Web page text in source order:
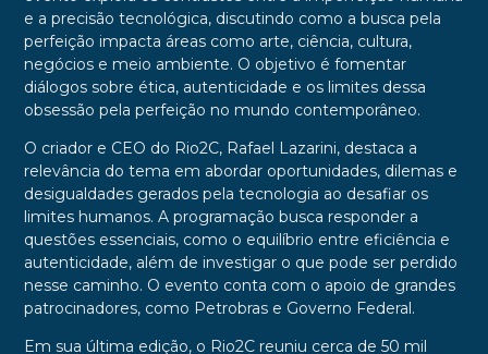
e a precisão tecnológica, discutindo como a busca pela
perfeição impacta áreas como arte, ciência, cultura,
negócios e meio ambiente. O objetivo é fomentar
diálogos sobre ética, autenticidade e os limites dessa
obsessão pela perfeição no mundo contemporâneo.
O criador e CEO do Rio2C, Rafael Lazarini, destaca a
relevância do tema em abordar oportunidades, dilemas e
desigualdades gerados pela tecnologia ao desafiar os
limites humanos. A programação busca responder a
questões essenciais, como o equilíbrio entre eficiência e
autenticidade, além de investigar o que pode ser perdido
nesse caminho. O evento conta com o apoio de grandes
patrocinadores, como Petrobras e Governo Federal.
Em sua última edição, o Rio2C reuniu cerca de 50 mil